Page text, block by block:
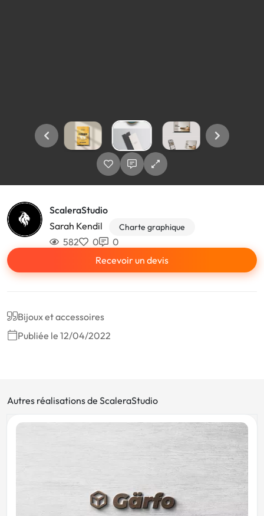
ScaleraStudio
Sarah Kendil
Charte graphique
582 0
0
Recevoir un devis
Bijoux et accessoires
Publiée le 12/04/2022
Autres réalisations de ScaleraStudio